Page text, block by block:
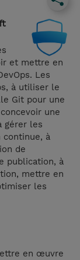
et mettre en
Les
à utiliser le
Git pour une
une
gérer les
à
de
publication, à
mettre en
les
en œuvre